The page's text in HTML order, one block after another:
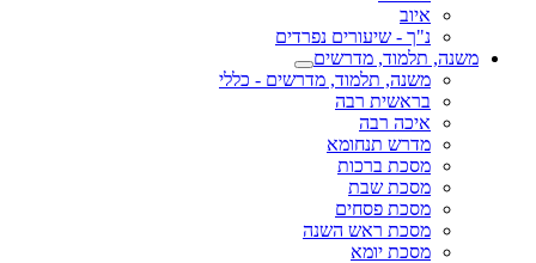
איוב
נ"ך - שיעורים נפרדים
משנה, תלמוד, מדרשים
משנה, תלמוד, מדרשים - כללי
בראשית רבה
איכה רבה
מדרש תנחומא
מסכת ברכות
מסכת שבת
מסכת פסחים
מסכת ראש השנה
מסכת יומא